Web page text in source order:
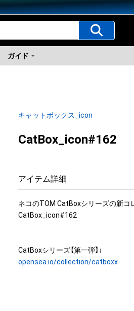
ガイド
キャットボックス_icon
CatBox_icon#162
アイテム詳細
ネコのTOM CatBoxシリーズの新コ
CatBox_icon#162
opensea.io/collection/catboxx